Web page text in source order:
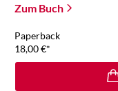
Zum Buch
Paperback
18,00€*